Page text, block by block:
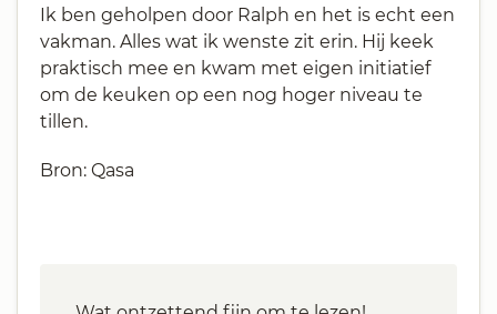
Ik ben geholpen door Ralph en het is echt een
vakman. Alles wat ik wenste zit erin. Hij keek
praktisch mee en kwam met eigen initiatief
om de keuken op een nog hoger niveau te
tillen.
Bron: Qasa